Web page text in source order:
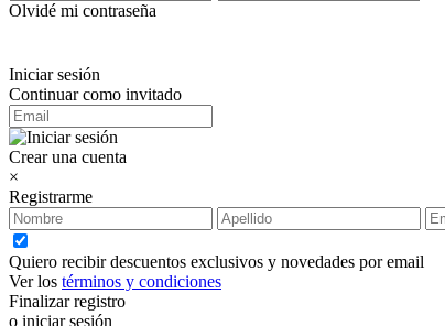
Olvidé mi contraseña
Iniciar sesión
Continuar como invitado
Crear una cuenta
×
Registrarme
Quiero recibir descuentos exclusivos y novedades por email
Ver los términos y condiciones
Finalizar registro
o iniciar sesión